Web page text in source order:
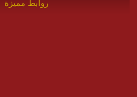
روابط مميزة